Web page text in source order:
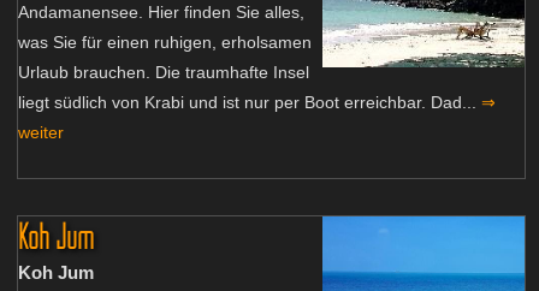
Andamanensee. Hier finden Sie alles,
was Sie für einen ruhigen, erholsamen
Urlaub brauchen. Die traumhafte Insel
liegt südlich von Krabi und ist nur per Boot erreichbar. Dad... ⇒
weiter
Koh Jum
Koh Jum